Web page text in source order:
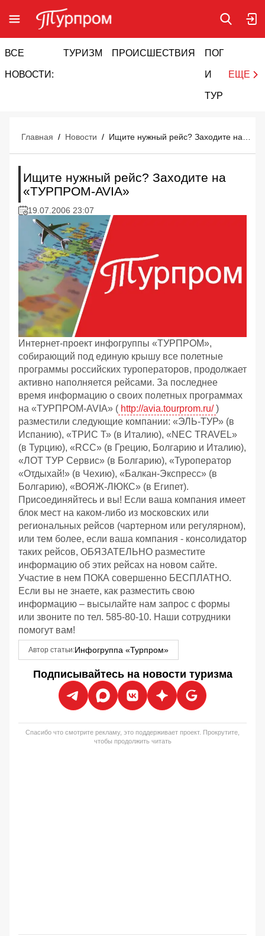
ВСЕ
НОВОСТИ:
ТУРИЗМ ПРОИСШЕСТВИЯ ПОГОДА
И
ТУРИЗМ
ЕЩЕ
Главная / Новости /
Ищите нужный рейс? Заходите на
«ТУРПРОМ-AVIA»
19.07.2006 23:07
Интернет-проект инфогруппы «ТУРПРОМ»,
собирающий под единую крышу все полетные
программы российских туроператоров, продолжает
активно наполняется рейсами. За последнее
время информацию о своих полетных программах
на «ТУРПРОМ-AVIA» ( http://avia.tourprom.ru/ )
разместили следующие компании: «ЭЛЬ-ТУР» (в
Испанию), «ТРИС Т» (в Италию), «NEC TRAVEL»
(в Турцию), «RCC» (в Грецию, Болгарию и Италию),
«ЛОТ ТУР Сервис» (в Болгарию), «Туроператор
«Отдыхай!» (в Чехию), «Балкан-Экспресс» (в
Болгарию), «ВОЯЖ-ЛЮКС» (в Египет).
Присоединяйтесь и вы! Если ваша компания имеет
блок мест на каком-либо из московских или
региональных рейсов (чартерном или регулярном),
или тем более, если ваша компания - консолидатор
таких рейсов, ОБЯЗАТЕЛЬНО разместите
информацию об этих рейсах на новом сайте.
Участие в нем ПОКА совершенно БЕСПЛАТНО.
Если вы не знаете, как разместить свою
информацию – высылайте нам запрос с формы
или звоните по тел. 585-80-10. Наши сотрудники
помогут вам!
Автор статьи:Инфогруппа «Турпром»
Подписывайтесь на новости туризма
Спасибо что смотрите рекламу, это поддерживает проект. Прокрутите,
чтобы продолжить читать